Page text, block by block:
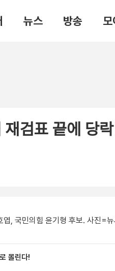
뉴스 방송 모
재검표 끝에 당
엽, 국민의힘 윤기형 후보. 사진=